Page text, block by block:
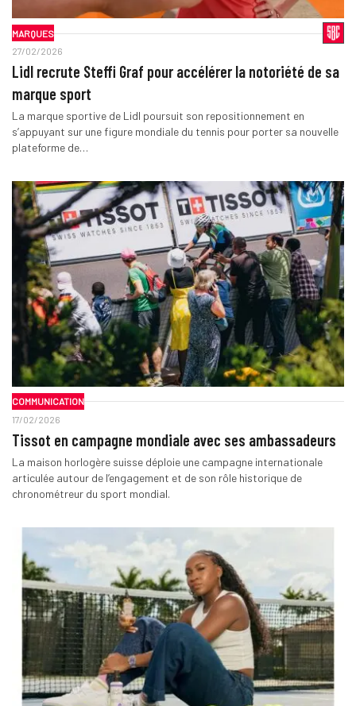
MARQUES
27/02/2026
Lidl recrute Steffi Graf pour accélérer la notoriété de sa
marque sport
La marque sportive de Lidl poursuit son repositionnement en
s’appuyant sur une figure mondiale du tennis pour porter sa nouvelle
plateforme de…
COMMUNICATION
17/02/2026
Tissot en campagne mondiale avec ses ambassadeurs
La maison horlogère suisse déploie une campagne internationale
articulée autour de l’engagement et de son rôle historique de
chronométreur du sport mondial.